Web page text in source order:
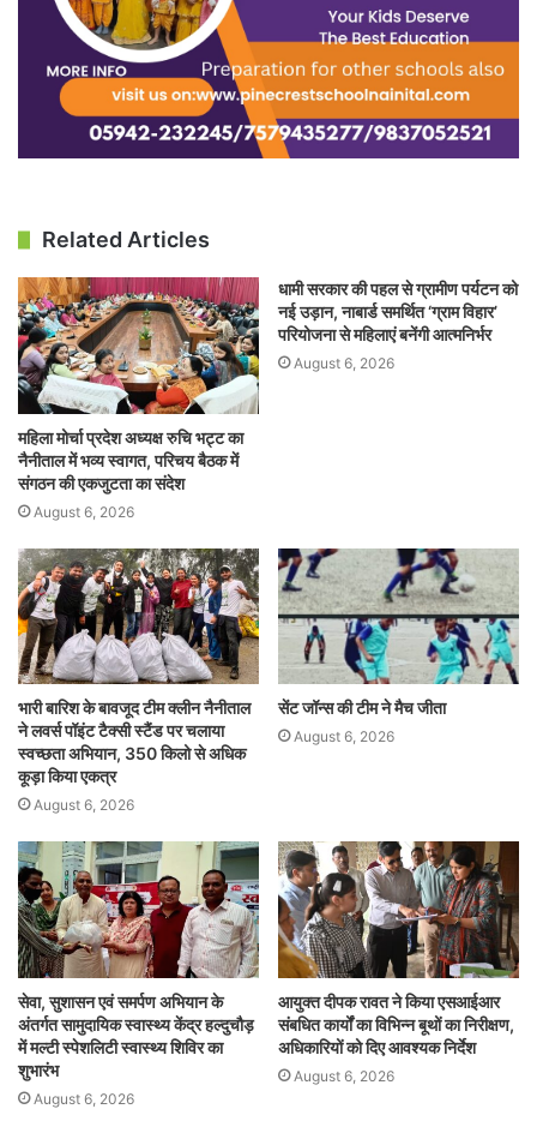
Related Articles
महिला मोर्चा प्रदेश अध्यक्ष रुचि भट्ट का
नैनीताल में भव्य स्वागत, परिचय बैठक में
संगठन की एकजुटता का संदेश
August 6, 2026
धामी सरकार की पहल से ग्रामीण पर्यटन को
नई उड़ान, नाबार्ड समर्थित ‘ग्राम विहार’
परियोजना से महिलाएं बनेंगी आत्मनिर्भर
August 6, 2026
भारी बारिश के बावजूद टीम क्लीन नैनीताल
ने लवर्स पॉइंट टैक्सी स्टैंड पर चलाया
स्वच्छता अभियान, 350 किलो से अधिक
कूड़ा किया एकत्र
August 6, 2026
सेंट जॉन्स की टीम ने मैच जीता
August 6, 2026
सेवा, सुशासन एवं समर्पण अभियान के
अंतर्गत सामुदायिक स्वास्थ्य केंद्र हल्दुचौड़
में मल्टी स्पेशलिटी स्वास्थ्य शिविर का
शुभारंभ
August 6, 2026
आयुक्त दीपक रावत ने किया एसआईआर
संबधित कार्यों का विभिन्न बूथों का निरीक्षण,
अधिकारियों को दिए आवश्यक निर्देश
August 6, 2026